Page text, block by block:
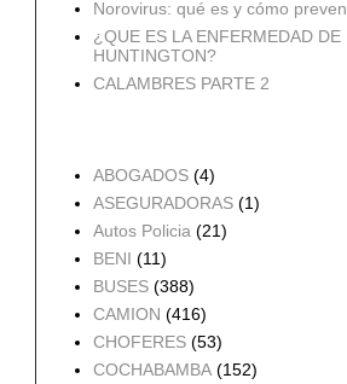
Norovirus: qué es y cómo
¿QUE ES LA ENFERMEDAD DE
HUNTINGTON?
CALAMBRES PARTE 2
ABOGADOS (4)
ASEGURADORAS (1)
Autos Policia (21)
BENI (11)
BUSES (388)
CAMION (416)
CHOFERES (53)
COCHABAMBA (152)